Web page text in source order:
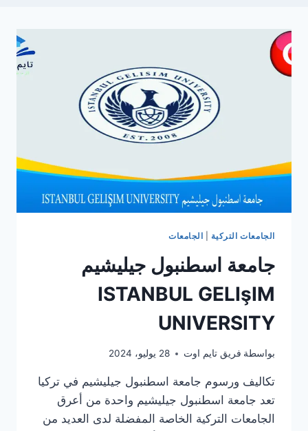
الجامعات التركية الجامعات
جامعة اسطنبول جيليشيم
ISTANBUL GELIşIM
UNIVERSITY
بواسطة فريق تايم اوت 28 يوليو، 2024
تكاليف ورسوم جامعة اسطنبول جيليشيم في تركيا
تعد جامعة اسطنبول جيليشيم واحدة من أعرق
الجامعات التركية الخاصة المفضلة لدى العديد من